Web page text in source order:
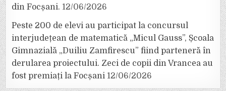
din Focșani. 12/06/2026
Peste 200 de elevi au participat la concursul
interjudețean de matematică „Micul Gauss”, Școala
Gimnazială „Duiliu Zamfirescu” fiind parteneră în
derularea proiectului. Zeci de copii din Vrancea au
fost premiați la Focșani 12/06/2026